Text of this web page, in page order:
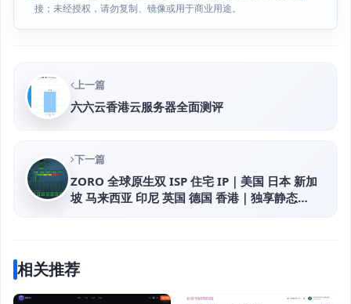
接；未经授权，请勿复制、镜像或用于商业用途。
上一篇
六六云香港云服务器全面测评
下一篇
ZORO 全球原生双 ISP 住宅 IP｜美国 日本 新加
坡 马来西亚 印尼 英国 德国 香港｜独享静态
相关推荐